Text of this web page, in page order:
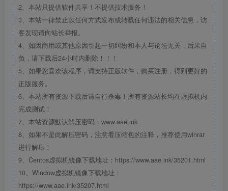
2、本站只提供软件共享！不提供技术服务！
3、本站一律禁止以任何方式发布或转载任何违法的相关信息，访
客发现请向站长举报。
4、如因商用或其他原因引起一切纠纷和本人与论坛无关，后果自
负，请下载后24小时内删除！！！
5、如果您喜欢该程序，请支持正版软件，购买注册，得到更好的
正版服务。
6、本站所有资源下载后请自行杀毒！所有资源站长均在虚拟机内
完成测试！
7、本站资源默认解压密码：www.aae.ink
8、如果不是此解压密码，注意看压缩包的注释，推荐使用winrar
进行解压！
9、Centos虚拟机镜像下载地址：https://www.aae.ink/35201.html
10、Window虚拟机镜像下载地址：
https://www.aae.ink/35207.html